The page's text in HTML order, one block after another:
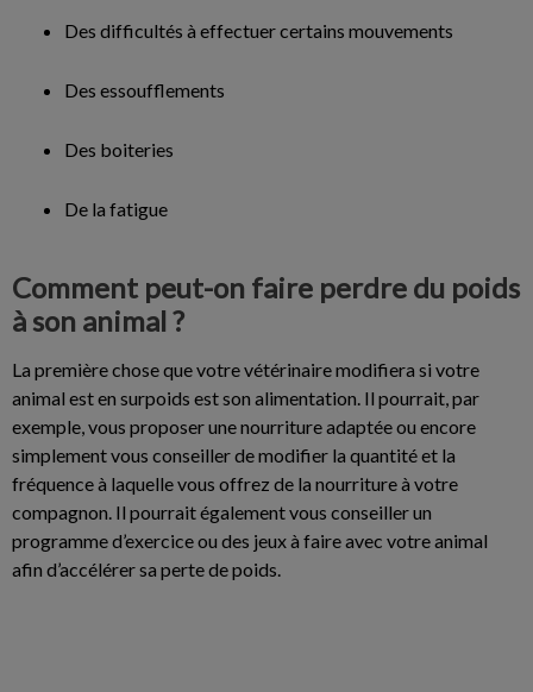
Des difficultés à effectuer certains mouvements
Des essoufflements
Des boiteries
De la fatigue
Comment peut-on faire perdre du poids
à son animal ?
La première chose que votre vétérinaire modifiera si votre
animal est en surpoids est son alimentation. Il pourrait, par
exemple, vous proposer une nourriture adaptée ou encore
simplement vous conseiller de modifier la quantité et la
fréquence à laquelle vous offrez de la nourriture à votre
compagnon. Il pourrait également vous conseiller un
programme d’exercice ou des jeux à faire avec votre animal
afin d’accélérer sa perte de poids.